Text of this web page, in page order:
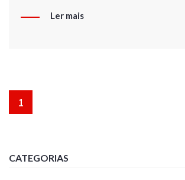
Ler mais
1
CATEGORIAS